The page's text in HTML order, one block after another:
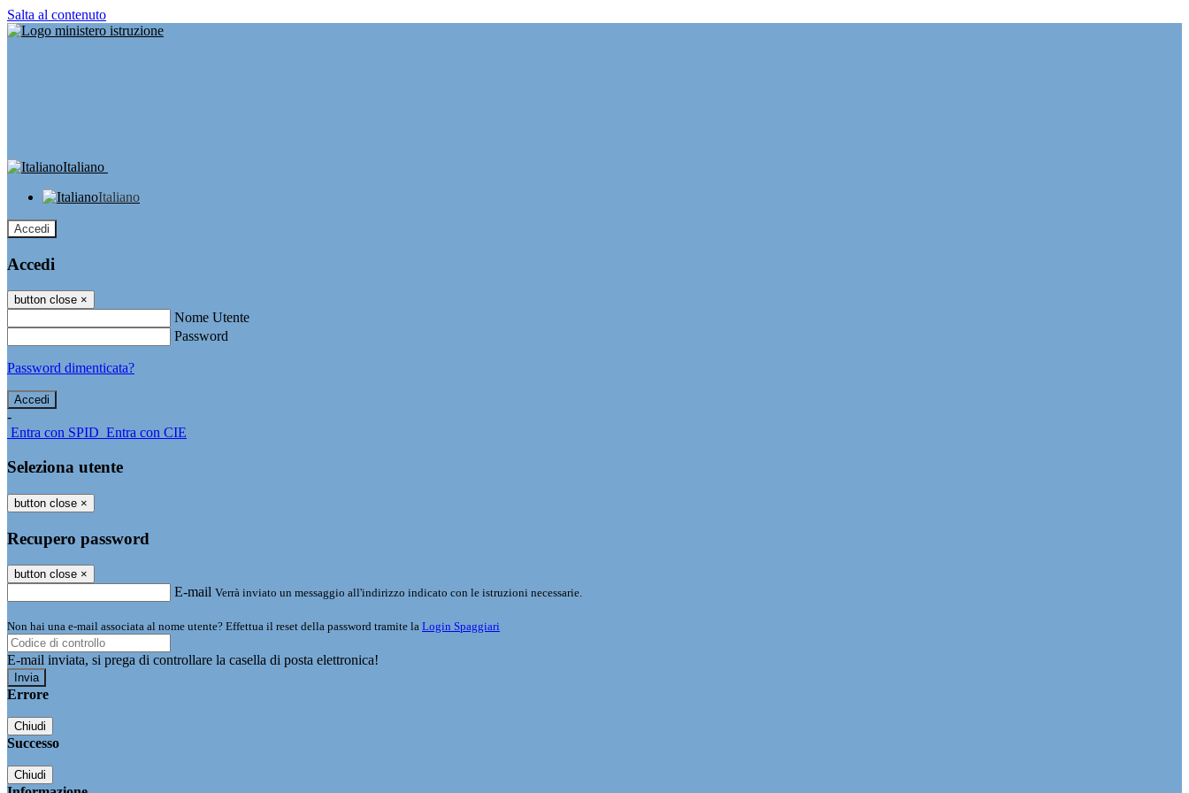
Salta al contenuto
Italiano
Italiano
Accedi
Accedi
button close ×
Nome Utente
Password
Password dimenticata?
-
Entra con SPID Entra con CIE
Seleziona utente
button close ×
Recupero password
button close ×
E-mail Verrà inviato un messaggio all'indirizzo indicato con le istruzioni necessarie.
Non hai una e-mail associata al nome utente? Effettua il reset della password tramite la Login Spaggiari
E-mail inviata, si prega di controllare la casella di posta elettronica!
Errore
Chiudi
Successo
Chiudi